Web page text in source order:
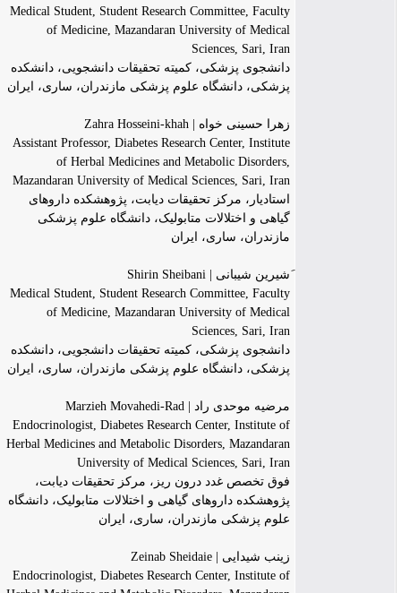
Medical Student, Student Research Committee, Faculty
of Medicine, Mazandaran University of Medical
Sciences, Sari, Iran
دانشجوی پزشکی، کمیته تحقیقات دانشجویی، دانشکده
پزشکی، دانشگاه علوم پزشکی مازندران، ساری، ایران
زهرا حسینی خواه | Zahra Hosseini-khah
Assistant Professor, Diabetes Research Center, Institute
of Herbal Medicines and Metabolic Disorders,
Mazandaran University of Medical Sciences, Sari, Iran
استادیار، مرکز تحقیقات دیابت، پژوهشکده داروهای
گیاهی و اختلالات متابولیک، دانشگاه علوم پزشکی
مازندران، ساری، ایران
َشیرین شیبانی | Shirin Sheibani
Medical Student, Student Research Committee, Faculty
of Medicine, Mazandaran University of Medical
Sciences, Sari, Iran
دانشجوی پزشکی، کمیته تحقیقات دانشجویی، دانشکده
پزشکی، دانشگاه علوم پزشکی مازندران، ساری، ایران
مرضیه موحدی راد | Marzieh Movahedi-Rad
Endocrinologist, Diabetes Research Center, Institute of
Herbal Medicines and Metabolic Disorders, Mazandaran
University of Medical Sciences, Sari, Iran
فوق تخصص غدد درون ریز، مرکز تحقیقات دیابت،
پژوهشکده داروهای گیاهی و اختلالات متابولیک، دانشگاه
علوم پزشکی مازندران، ساری، ایران
زینب شیدایی | Zeinab Sheidaie
Endocrinologist, Diabetes Research Center, Institute of